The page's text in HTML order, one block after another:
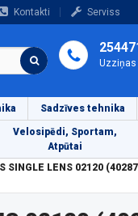
Kontakti Serviss
Uzziņas
Sadzīves tehnika
Velosipēdi, Sportam,
Atpūtai
SINGLE LENS 02120